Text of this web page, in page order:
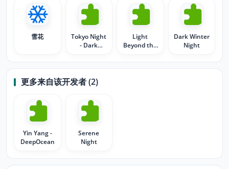
雪花
Tokyo Night
- Dark
Developers
Light
Beyond the
Dark Winter
Night
更多来自该开发者 (2)
Yin Yang -
DeepOcean
Serene
Night